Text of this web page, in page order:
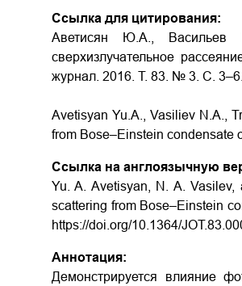
Ссылка для цитирования:
Аветисян Ю.А., Васильев
сверхизлучательное
журнал. 2016. Т. 83. № 3. С. 3–6.
Avetisyan Yu.A., Vasiliev N.A.,
from Bose–Einstein condensate
Ссылка на англоязычную
Yu. A. Avetisyan, N. A.
scattering from Bose–Einstein
https://doi.org/10.1364/
Аннотация:
Демонстрируется влияние